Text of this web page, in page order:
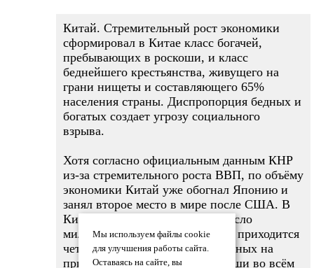
Китай. Стремительный рост экономики
сформировал в Китае класс богачей,
пребывающих в роскоши, и класс
беднейшего крестьянства, живущего на
грани нищеты и составляющего 65%
населения страны. Диспропорция бедных и
богатых создает угрозу социального
взрыва.
Хотя согласно официальным данным КНР
из-за стремительного роста ВВП, по объёму
экономики Китай уже обогнал Японию и
занял второе место в мире после США. В
Китае значительно возросло число
миллионеров, да долю которых приходится
четвёртая часть денег, потраченных на
приобретение предметов роскоши во всём
Мы используем файлы cookie
для улучшения работы сайта.
Оставаясь на сайте, вы